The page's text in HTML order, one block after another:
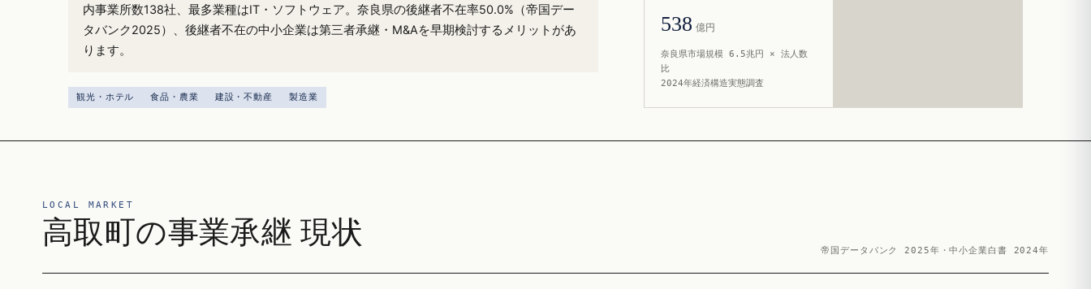
内事業所数138社、最多業種はIT・ソフトウェア。奈良県の後継者不在率50.0%（帝国デー
タバンク2025）、後継者不在の中小企業は第三者承継・M&Aを早期検討するメリットがあ
ります。
観光・ホテル 食品・農業 建設・不動産 製造業
538 億円
奈良県市場規模 6.5兆円 × 法人数
比
2024年経済構造実態調査
LOCAL MARKET
高取町の事業承継 現状
帝国データバンク 2025年・中小企業白書 2024年